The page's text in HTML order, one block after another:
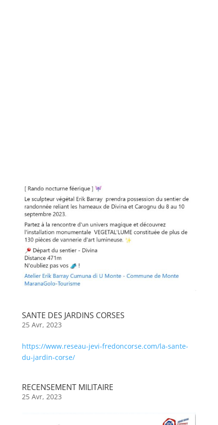
SANTE DES JARDINS CORSES
25 Avr, 2023
https://www.reseau-jevi-fredoncorse.com/la-sante-
du-jardin-corse/
RECENSEMENT MILITAIRE
25 Avr, 2023